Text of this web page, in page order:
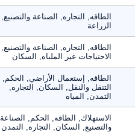
الطاقه, التجاره, الصناعة والتصنيع,
الزراعة
الطاقه, التجاره, الصناعة والتصنيع,
الاحتياجات غير الملباه, السكان
الطاقه, إستعمال الأراضي, الحكم,
التنقل والنقل, السكان, التجاره,
التمدن, المياه
الاستهلاك, الطاقه, الحكم, الصناعة
والتصنيع, السكان, التجاره, التمدن